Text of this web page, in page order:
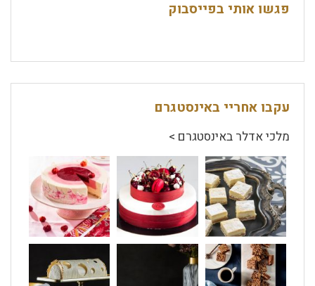
פגשו אותי בפייסבוק
עקבו אחריי באינסטגרם
מלכי אדלר באינסטגרם >